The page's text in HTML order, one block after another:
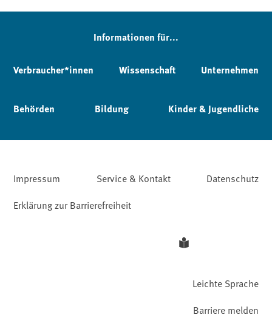
Informationen für...
Verbraucher*innen Wissenschaft Unternehmen
Behörden Bildung Kinder & Jugendliche
Impressum Service & Kontakt
Datenschutz
Erklärung zur Barrierefreiheit
Leichte Sprache
Barriere melden